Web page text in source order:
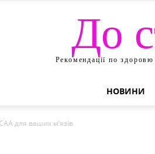
До
Рекомендації по
НОВИНИ
для ваших м’язів